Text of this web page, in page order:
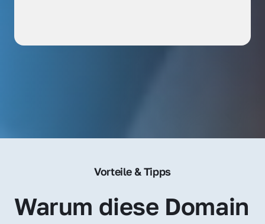
Vorteile & Tipps
Warum diese Domain